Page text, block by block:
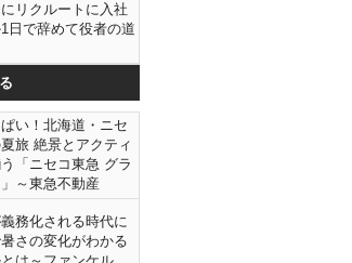
リクルートに入社
日で辞めて役者の道
い！北海道・ニセ
旅 絶景とアクティ
「ニセコ東急 グラ
～東急不動産
務化される時代に
さの変化がわかる